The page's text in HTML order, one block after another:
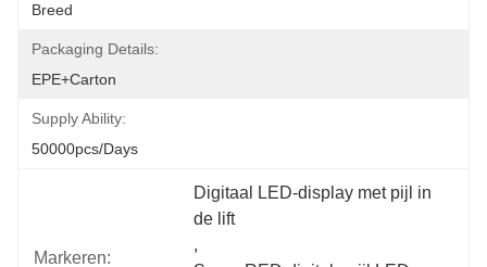
Breed
Packaging Details:
EPE+Carton
Supply Ability:
50000pcs/days
Markeren:
Digitaal LED-display met pijl in
de lift
,